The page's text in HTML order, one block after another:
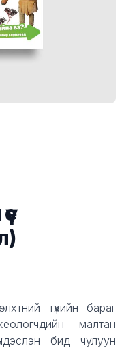
түүхийн бараг
малтан
бид чулуун